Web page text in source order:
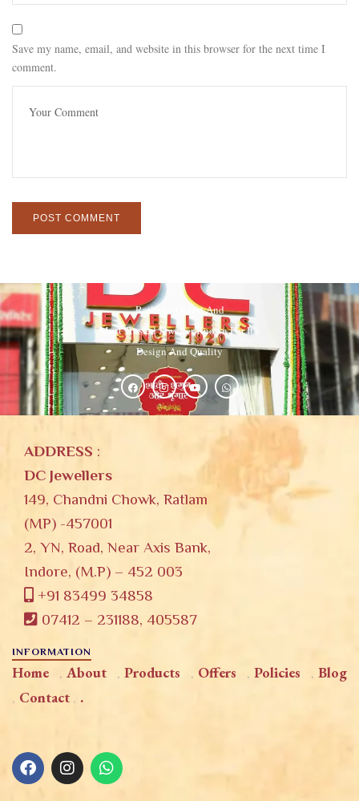
Save my name, email, and website in this browser for the next time I
comment.
Ratlam’s Oldest And
Most Trusted Jeweller Known For It’s
Design And Quality
ADDRESS :
DC Jewellers
149, Chandni Chowk, Ratlam
(MP) -457001
2, YN, Road, Near Axis Bank,
Indore, (M.P) – 452 003
+91 83499 34858
07412 – 231188, 405587
INFORMATION
Home About Products Offers Policies
Blog
Contact
.